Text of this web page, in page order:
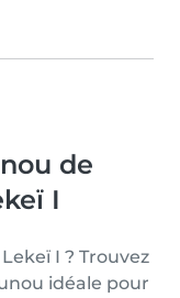
de
I
I ? Trouvez
idéale pour